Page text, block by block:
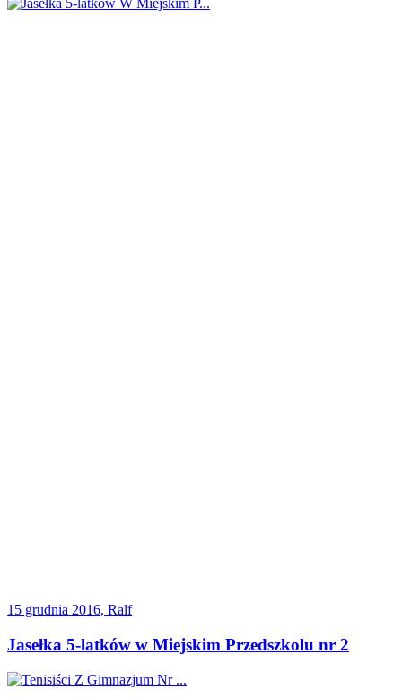
15 grudnia 2016, Ralf
Jasełka 5-latków w Miejskim Przedszkolu nr 2